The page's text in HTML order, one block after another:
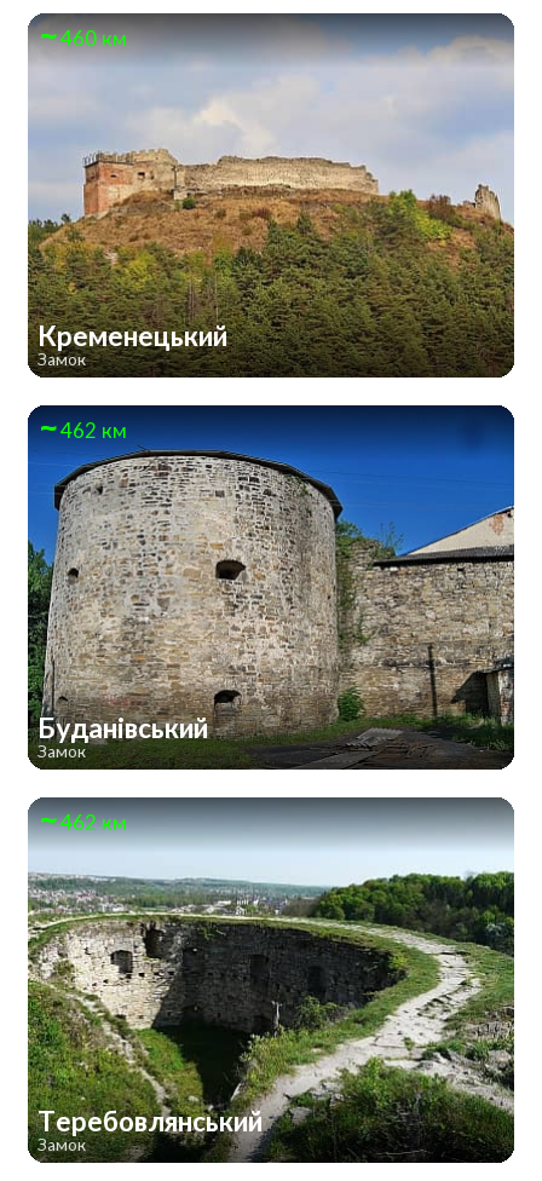
460 км
Кременецький
Замок
462 км
Буданівський
Замок
462 км
Теребовлянський
Замок